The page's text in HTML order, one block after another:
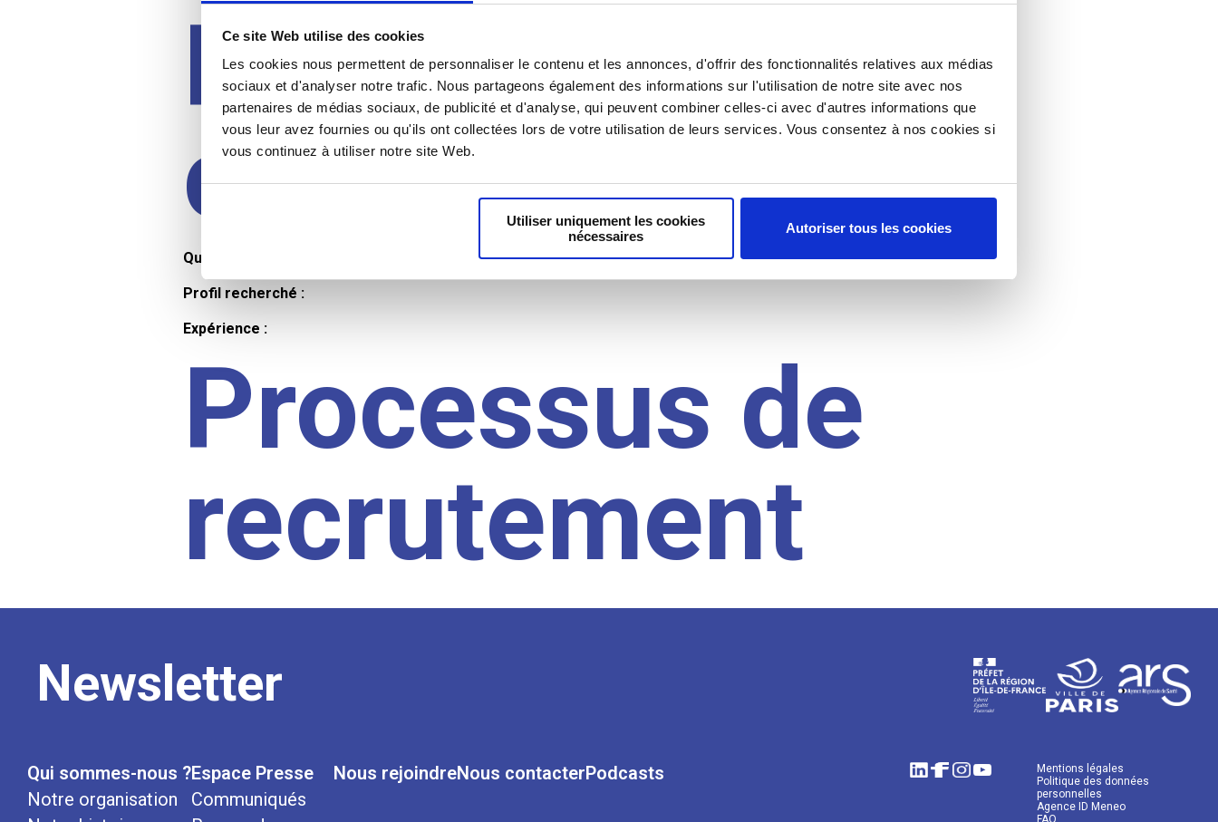
Ce site Web utilise des cookies
Les cookies nous permettent de personnaliser le contenu et les annonces, d'offrir des fonctionnalités relatives aux médias
sociaux et d'analyser notre trafic. Nous partageons également des informations sur l'utilisation de notre site avec nos
partenaires de médias sociaux, de publicité et d'analyse, qui peuvent combiner celles-ci avec d'autres informations que
vous leur avez fournies ou qu'ils ont collectées lors de votre utilisation de leurs services. Vous consentez à nos cookies si
vous continuez à utiliser notre site Web.
Utiliser uniquement les cookies
nécessaires
Autoriser tous les cookies
Profil du
candidat
Qualifications et diplômes :
Profil recherché :
Expérience :
Processus de
recrutement
Newsletter
Qui sommes-nous ?
Notre organisation
Espace Presse
Communiqués
Nous rejoindreNous contacterPodcasts
Mentions légales
Politique des données
personnelles
Agence ID Meneo
FAQ